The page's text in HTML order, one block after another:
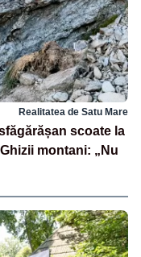
Realitatea de Satu Mare
scoate la
montani: „Nu